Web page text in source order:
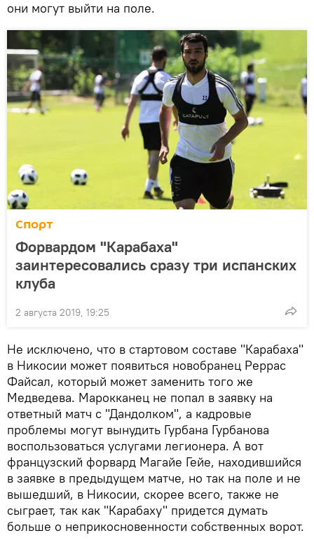
они могут выйти на поле.
Спорт
Форвардом "Карабаха"
заинтересовались сразу три испанских
клуба
2 августа 2019, 19:25
Не исключено, что в стартовом составе "Карабаха"
в Никосии может появиться новобранец Реррас
Файсал, который может заменить того же
Медведева. Марокканец не попал в заявку на
ответный матч с "Дандолком", а кадровые
проблемы могут вынудить Гурбана Гурбанова
воспользоваться услугами легионера. А вот
французский форвард Магайе Гейе, находившийся
в заявке в предыдущем матче, но так на поле и не
вышедший, в Никосии, скорее всего, также не
сыграет, так как "Карабаху" придется думать
больше о неприкосновенности собственных ворот.